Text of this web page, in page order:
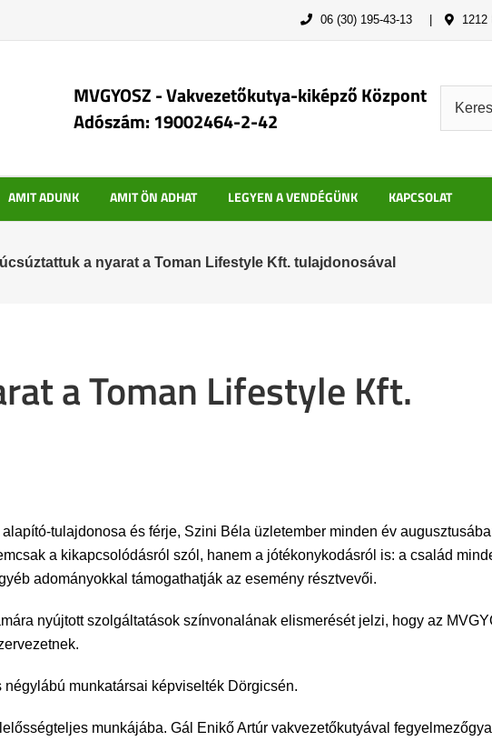
06 (30) 195-43-13 1212
MVGYOSZ - Vakvezetőkutya-kiképző Központ
Adószám: 19002464-2-42
AMIT ADUNK AMIT ÖN ADHAT LEGYEN A VENDÉGÜNK KAPCSOLAT
a nyarat a Toman Lifestyle Kft. tulajdonosával
a Toman Lifestyle Kft.
tulajdonosa és férje, Szini Béla üzletember minden év
a kikapcsolódásról szól, hanem a jótékonykodásról is: a család
adományokkal támogathatják az esemény résztvevői.
nyújtott szolgáltatások színvonalának elismerését jelzi, hogy az
munkatársai képviselték Dörgicsén.
munkájába. Gál Enikő Artúr vakvezetőkutyával